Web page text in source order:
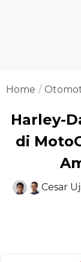
Home
Harley-
di
Cesar